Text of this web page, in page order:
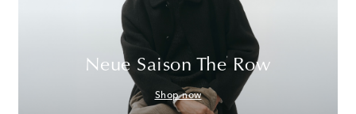
Neue Saison The Row
Shop now